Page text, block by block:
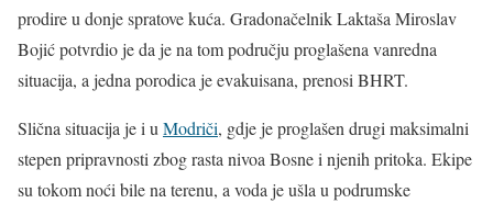
prodire u donje spratove kuća. Gradonačelnik Laktaša Miroslav
Bojić potvrdio je da je na tom području proglašena vanredna
situacija, a jedna porodica je evakuisana, prenosi BHRT.
Slična situacija je i u Modriči, gdje je proglašen drugi maksimalni
stepen pripravnosti zbog rasta nivoa Bosne i njenih pritoka. Ekipe
su tokom noći bile na terenu, a voda je ušla u podrumske